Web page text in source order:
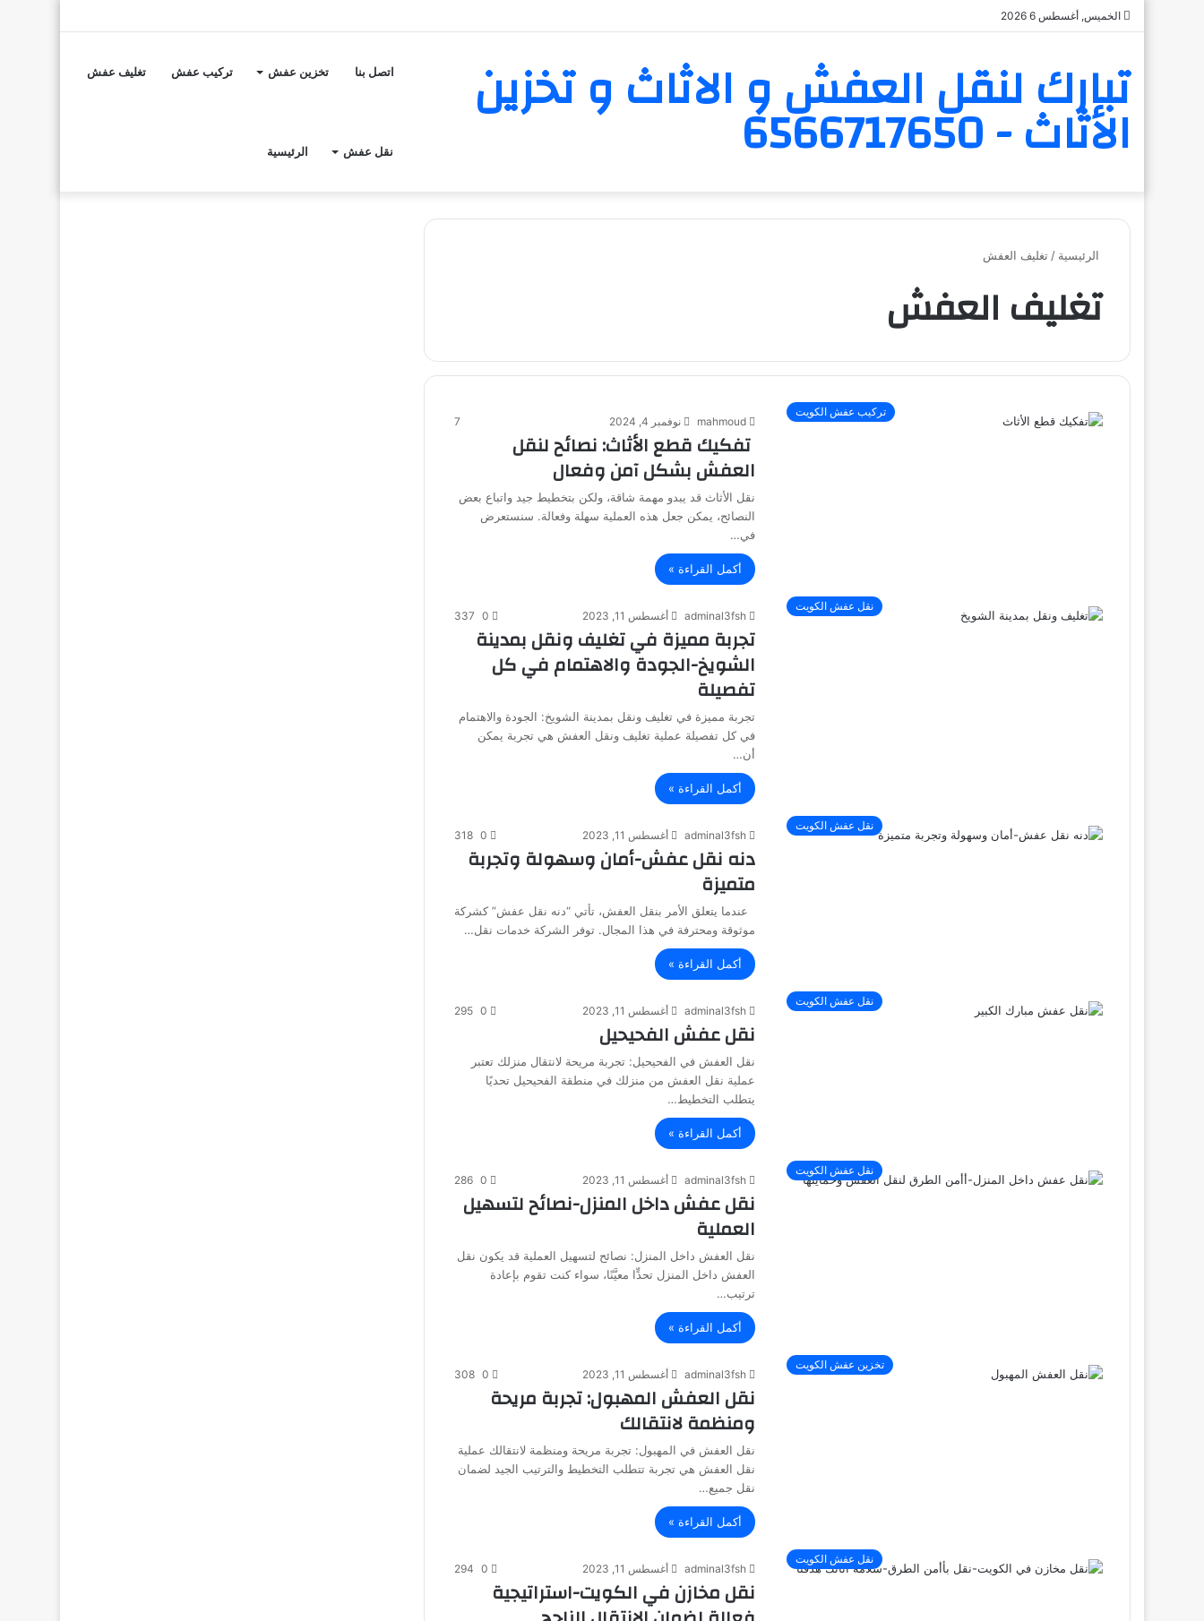
الخميس, أغسطس 6 2026
جانبي
تبارك لنقل العفش و الاثاث و تخزين
الأثاث - 6566717650
اتصل بنا تخزين عفش تركيب عفش تغليف عفش
نقل عفش الرئيسية
الرئيسية / تغليف العفش
تغليف العفش
تركيب عفش الكويت
mahmoud نوفمبر 4, 2024 7
تفكيك قطع الأثاث: نصائح لنقل
العفش بشكل آمن وفعال
نقل الأثاث قد يبدو مهمة شاقة، ولكن بتخطيط جيد واتباع بعض
النصائح، يمكن جعل هذه العملية سهلة وفعالة. سنستعرض
في…
أكمل القراءة »
نقل عفش الكويت
adminal3fsh أغسطس 11, 2023 0
337
تجربة مميزة في تغليف ونقل بمدينة
الشويخ-الجودة والاهتمام في كل
تفصيلة
تجربة مميزة في تغليف ونقل بمدينة الشويخ: الجودة والاهتمام
في كل تفصيلة عملية تغليف ونقل العفش هي تجربة يمكن
أن…
أكمل القراءة »
نقل عفش الكويت
adminal3fsh أغسطس 11, 2023 0
318
دنه نقل عفش-أمان وسهولة وتجربة
متميزة
عندما يتعلق الأمر بنقل العفش، تأتي “دنه نقل عفش” كشركة
موثوقة ومحترفة في هذا المجال. توفر الشركة خدمات نقل…
أكمل القراءة »
نقل عفش الكويت
adminal3fsh أغسطس 11, 2023 0
295
نقل عفش الفحيحيل
نقل العفش في الفحيحيل: تجربة مريحة لانتقال منزلك تعتبر
عملية نقل العفش من منزلك في منطقة الفحيحيل تحديًا
يتطلب التخطيط…
أكمل القراءة »
نقل عفش الكويت
adminal3fsh أغسطس 11, 2023 0
286
نقل عفش داخل المنزل-نصائح لتسهيل
العملية
نقل العفش داخل المنزل: نصائح لتسهيل العملية قد يكون نقل
العفش داخل المنزل تحدٍّا معيَّنًا، سواء كنت تقوم بإعادة
ترتيب…
أكمل القراءة »
تخزين عفش الكويت
adminal3fsh أغسطس 11, 2023 0
308
نقل العفش المهبول: تجربة مريحة
ومنظمة لانتقالك
نقل العفش في المهبول: تجربة مريحة ومنظمة لانتقالك عملية
نقل العفش هي تجربة تتطلب التخطيط والترتيب الجيد لضمان
نقل جميع…
أكمل القراءة »
نقل عفش الكويت
adminal3fsh أغسطس 11, 2023 0
294
نقل مخازن في الكويت-استراتيجية